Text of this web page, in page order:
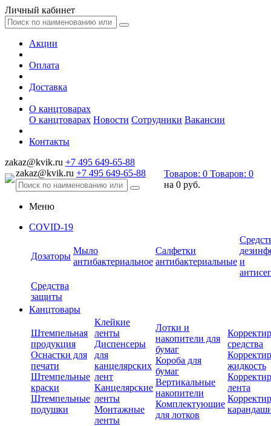
Личный кабинет
Акции
Оплата
Доставка
О канцтоварах
О канцтоварах Новости Сотрудники Вакансии
Контакты
zakaz@kvik.ru +7 495 649-65-88
zakaz@kvik.ru +7 495 649-65-88 Товаров: 0 Товаров: 0
на 0 руб.
Меню
COVID-19
Дозаторы
Мыло
антибактериальное
Салфетки
антибактериальные и
Средства
защиты
Канцтовары
Штемпельная
продукция
Оснастки для
печати
Штемпельные
краски
Штемпельные
подушки
Клейкие
ленты
Диспенсеры
для
канцелярских
лент
Канцелярские
ленты
Монтажные
ленты
Лотки и
накопители для
бумаг
Короба для
бумаг
Вертикальные
накопители
Комплектующие
для лотков
средства
жидкость
лента